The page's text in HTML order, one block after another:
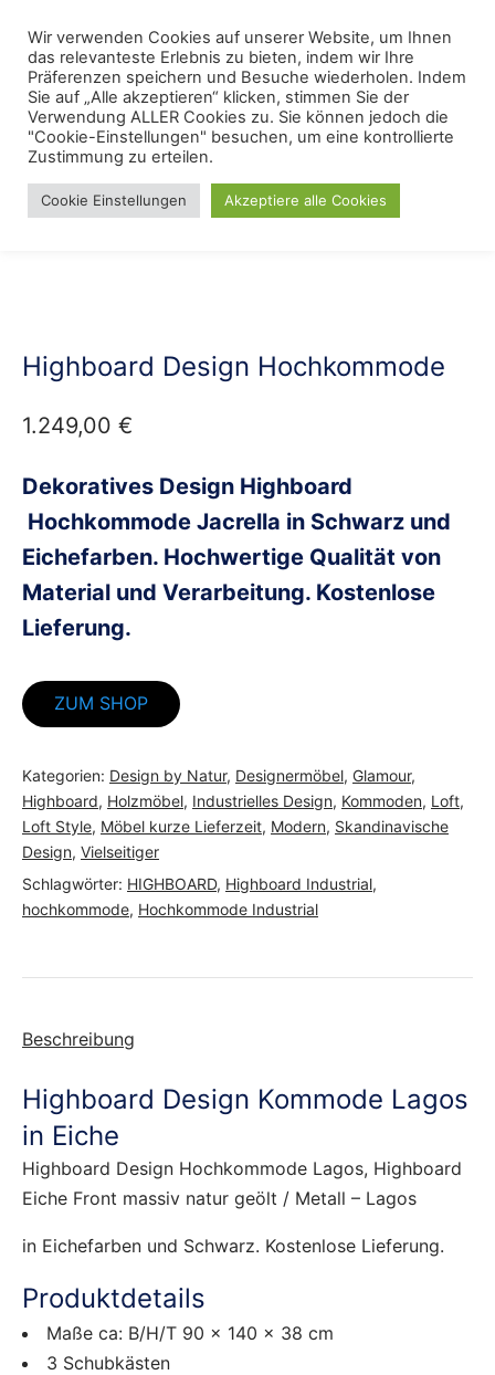
content
Menu
Start / Lieblings Möbelkollektionen / Industrielles Design
Highboard Design Hochkommode
1.249,00 €
Dekoratives Design Highboard
Hochkommode Jacrella in Schwarz und
Eichefarben. Hochwertige Qualität von
Material und Verarbeitung. Kostenlose
Lieferung.
ZUM SHOP
Kategorien: Design by Natur, Designermöbel, Glamour,
Highboard, Holzmöbel, Industrielles Design, Kommoden, Loft,
Loft Style, Möbel kurze Lieferzeit, Modern, Skandinavische
Design, Vielseitiger
Schlagwörter: HIGHBOARD, Highboard Industrial,
hochkommode, Hochkommode Industrial
Beschreibung
Highboard Design Kommode Lagos
in Eiche
Highboard Design Hochkommode Lagos, Highboard
Eiche Front massiv natur geölt / Metall – Lagos
in Eichefarben und Schwarz. Kostenlose Lieferung.
Produktdetails
Maße ca: B/H/T 90 x 140 x 38 cm
3 Schubkästen
Wir verwenden Cookies auf unserer Website, um Ihnen
das relevanteste Erlebnis zu bieten, indem wir Ihre
Präferenzen speichern und Besuche wiederholen. Indem
Sie auf „Alle akzeptieren“ klicken, stimmen Sie der
Verwendung ALLER Cookies zu. Sie können jedoch die
"Cookie-Einstellungen" besuchen, um eine kontrollierte
Zustimmung zu erteilen.
Cookie Einstellungen Akzeptiere alle Cookies